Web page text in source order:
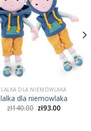
LALKA DLA NIEMOWLAKA
lalka dla niemowlaka
zł140.00 zł93.00